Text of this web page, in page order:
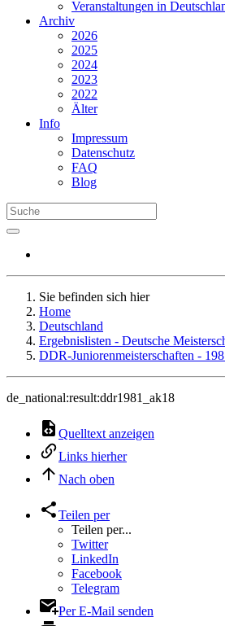
Veranstaltungen in
Archiv
2026
2025
2024
2023
2022
Älter
Info
Impressum
Datenschutz
FAQ
Blog
Sie befinden sich hier
Home
Deutschland
Ergebnislisten - Deutsche
DDR-Juniorenmeisterschaften -
de_national:result:ddr1981_ak18
Quelltext anzeigen
Links hierher
Nach oben
Teilen per
Teilen per...
Twitter
LinkedIn
Facebook
Telegram
Per E-Mail senden